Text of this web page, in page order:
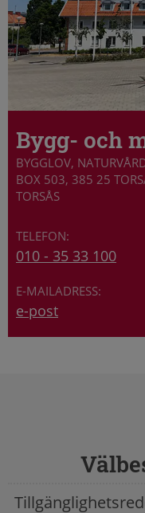
Bygg- och
BYGGLOV,
BOX 503, 385 25
TORSÅS
010 - 35 33 100
e-post